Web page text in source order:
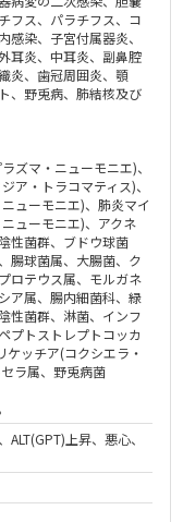
フス、パラチフス、コ
感染、子宮付属器炎、
耳炎、中耳炎、副鼻腔
炎、歯冠周囲炎、顎
、野兎病、肺結核及び
ズマ・ニューモニエ)、
ア・トラコマティス)、
ューモニエ)、肺炎マイ
ューモニエ)、アクネ
性菌群、ブドウ球菌
腸球菌属、大腸菌、ク
ロテウス属、モルガネ
ア属、腸内細菌科、緑
性菌群、淋菌、インフ
プトストレプトコッカ
ケッチア(コクシエラ・
ラ属、野兎病菌
上昇、悪心、